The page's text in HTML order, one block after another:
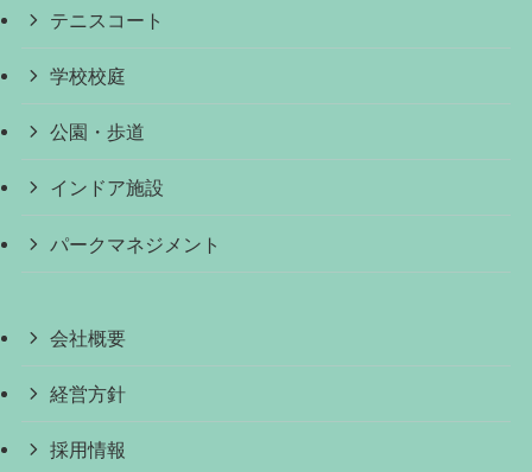
テニスコート
学校校庭
公園・歩道
インドア施設
パークマネジメント
会社概要
経営方針
採用情報